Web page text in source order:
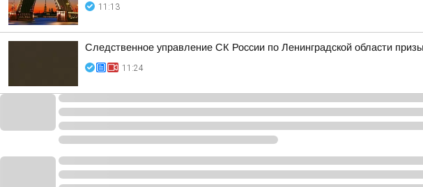
11:13
Следственное управление СК России по Ленинградской области
11:24